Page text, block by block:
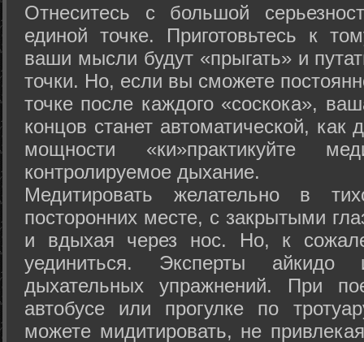
Отнеситесь с большой
единой точке. Приготовьтесь к
ваши мысли будут «прыгать» и
точки. Но, если вы сможете
точке после каждого «соскока»,
концов станет автоматической,
мощности «ки»практикуйте
контролируемое дыхание.
Медитировать желательно в
посторонних месте, с закрытыми
и вдыхая через нос. Но, к
уединиться. Эксперты айкидо
дыхательных упражнений. При
автобусе или прогулке по
можете мидитировать, не